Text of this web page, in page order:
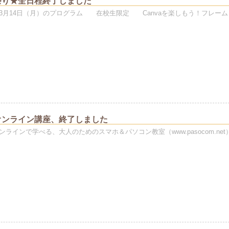
3月14日（月）のプログラム 在校生限定 Canvaを楽しもう！フレーム
ライン講座、終了しました
ラインで学べる、大人のためのスマホ＆パソコン教室（www.pasocom.net